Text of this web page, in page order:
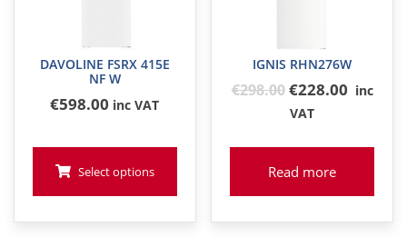
DAVOLINE FSRX 415E
NF W
€598.00 inc VAT
Select options
IGNIS RHN276W
€298.00Original
price
€228.00 inc
VAT
Read more